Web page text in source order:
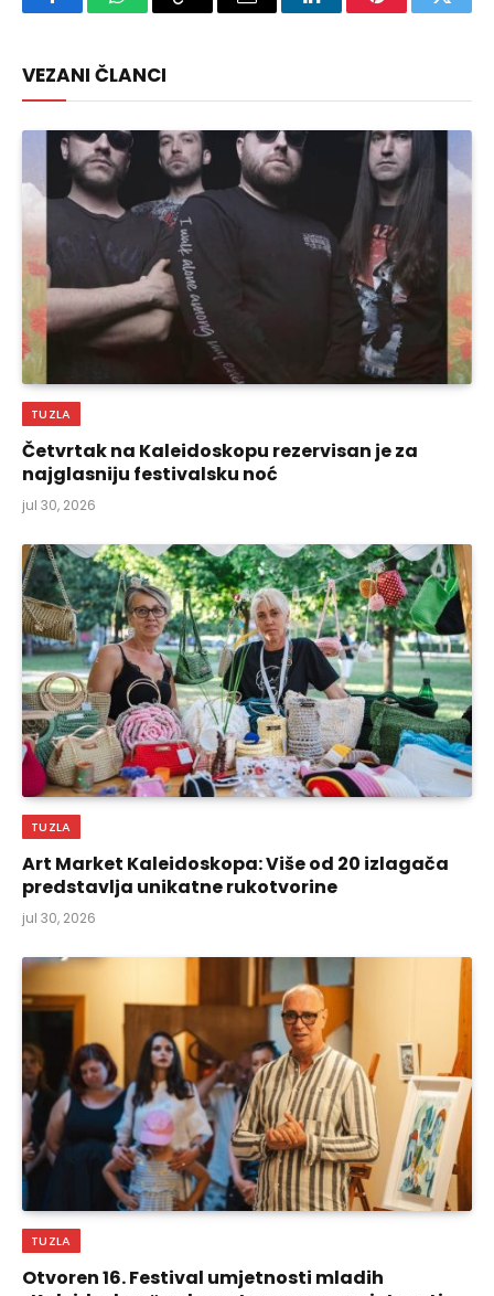
FacebookWhatsAppCopy
Email LinkedInPinterest
VEZANI ČLANCI
TUZLA
Četvrtak na Kaleidoskopu rezervisan je za
najglasniju festivalsku noć
jul 30, 2026
TUZLA
Art Market Kaleidoskopa: Više od 20 izlagača
predstavlja unikatne rukotvorine
jul 30, 2026
TUZLA
Otvoren 16. Festival umjetnosti mladih